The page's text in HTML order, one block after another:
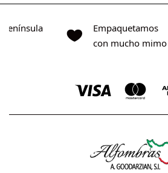
Empaquetamos
con mucho mimo